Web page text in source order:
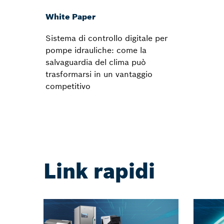
White Paper
Sistema di controllo digitale per
pompe idrauliche: come la
salvaguardia del clima può
trasformarsi in un vantaggio
competitivo
Link rapidi